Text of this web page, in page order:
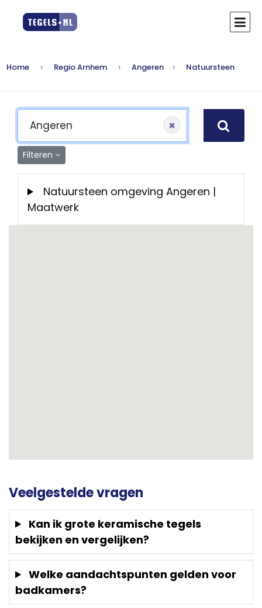
Home Regio Arnhem Angeren Natuursteen
×
Filteren
Natuursteen omgeving Angeren |
Maatwerk
Veelgestelde vragen
Kan ik grote keramische tegels
bekijken en vergelijken?
Welke aandachtspunten gelden voor
badkamers?